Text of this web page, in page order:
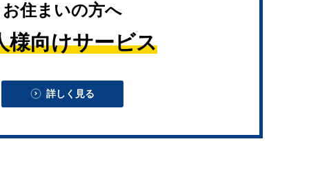
お住まいの方へ
様向けサービス
詳しく見る